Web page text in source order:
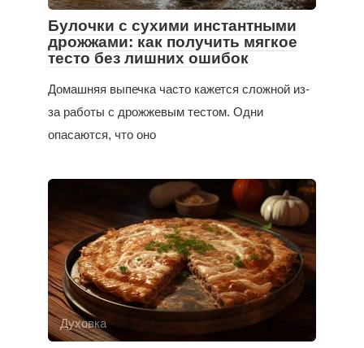
Булочки с сухими инстантными
дрожжами: как получить мягкое
тесто без лишних ошибок
Домашняя выпечка часто кажется сложной из-
за работы с дрожжевым тестом. Одни
опасаются, что оно
Духовка